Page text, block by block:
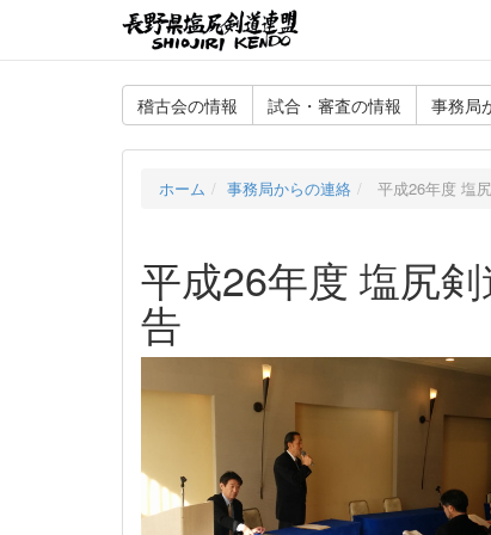
稽古会の情報 試合・審査の情報 事務局
ホーム 事務局からの連絡 平成26年度 塩
平成26年度 塩尻
告